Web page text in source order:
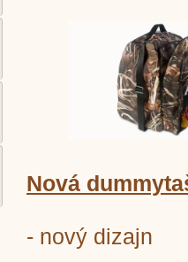
Nová
- nový dizajn